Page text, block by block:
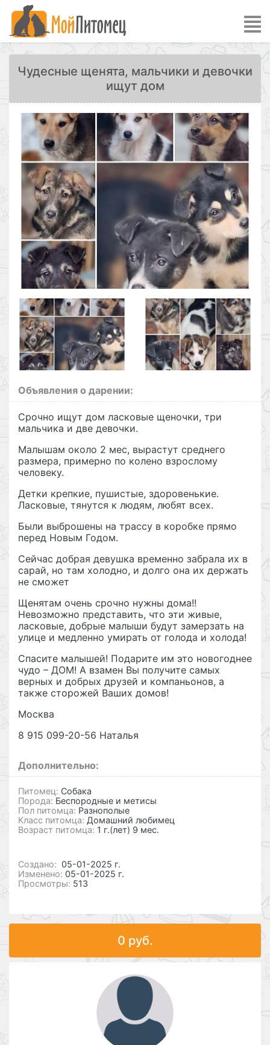
Чудесные щенята, мальчики и девочки
ищут дом
Объявления о дарении:
Срочно ищут дом ласковые щеночки, три
мальчика и две девочки.
Малышам около 2 мес, вырастут среднего
размера, примерно по колено взрослому
человеку.
Детки крепкие, пушистые, здоровенькие.
Ласковые, тянутся к людям, любят всех.
Были выброшены на трассу в коробке прямо
перед Новым Годом.
Сейчас добрая девушка временно забрала их в
сарай, но там холодно, и долго она их держать
не сможет
Щенятам очень срочно нужны дома!!
Невозможно представить, что эти живые,
ласковые, добрые малыши будут замерзать на
улице и медленно умирать от голода и холода!
Спасите малышей! Подарите им это новогоднее
чудо – ДОМ! А взамен Вы получите самых
верных и добрых друзей и компаньонов, а
также сторожей Ваших домов!
Москва
8 915 099-20-56 Наталья
Дополнительно:
Питомец: Собака
Порода: Беспородные и метисы
Пол питомца: Разнополые
Класс питомца: Домашний любимец
Возраст питомца: 1 г.(лет) 9 мес.
Cоздано: 05-01-2025 г.
Изменено: 05-01-2025 г.
Просмотры: 513
0 руб.